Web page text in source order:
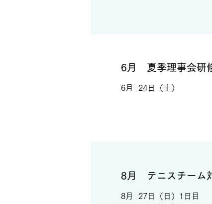
6月 夏季理事会研
6月 24日（土）
8月 テニスチーム
8月 27日（日）1日目